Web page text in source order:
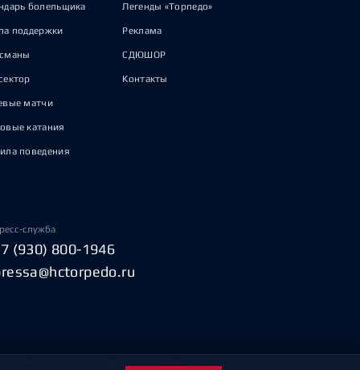
болельщика
поддержки
матчи
катания
поведения
Легенды «Торпедо»
Реклама
СДЮШОР
Контакты
служба
(930) 800-1946